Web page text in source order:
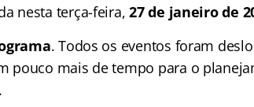
nesta terça-feira,27 de janeiro de
. Todos os eventos foram
pouco mais de tempo para o